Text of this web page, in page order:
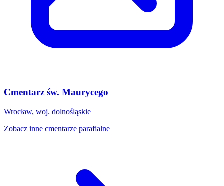
Cmentarz św. Maurycego
Wrocław, woj. dolnośląskie
Zobacz inne cmentarze parafialne